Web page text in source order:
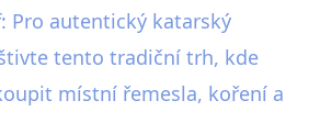
Pro autentický katarský
tento tradiční trh, kde
místní řemesla, koření a